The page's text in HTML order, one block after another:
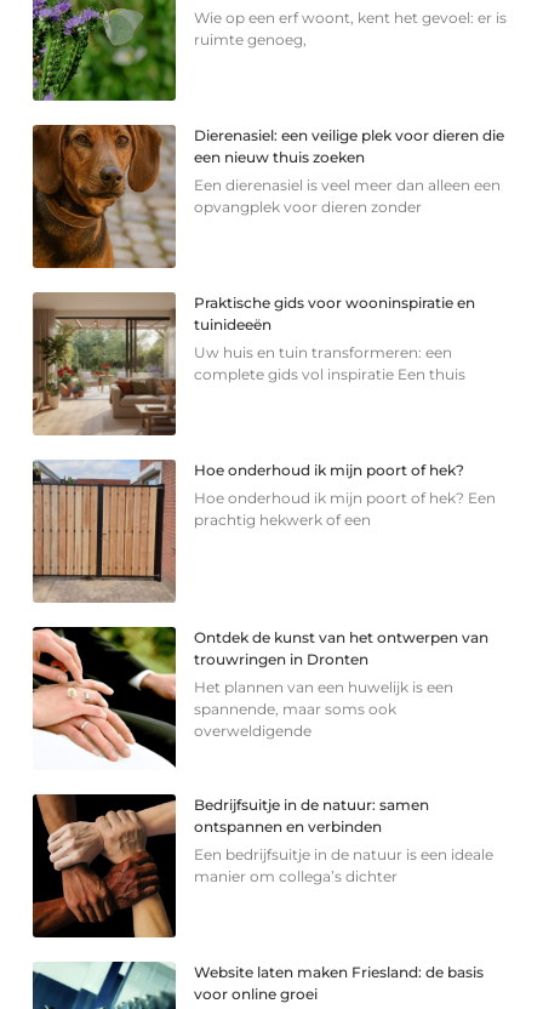
Wie op een erf woont, kent het gevoel: er is
ruimte genoeg,
Dierenasiel: een veilige plek voor dieren die
een nieuw thuis zoeken
Een dierenasiel is veel meer dan alleen een
opvangplek voor dieren zonder
Praktische gids voor wooninspiratie en
tuinideeën
Uw huis en tuin transformeren: een
complete gids vol inspiratie Een thuis
Hoe onderhoud ik mijn poort of hek?
Hoe onderhoud ik mijn poort of hek? Een
prachtig hekwerk of een
Ontdek de kunst van het ontwerpen van
trouwringen in Dronten
Het plannen van een huwelijk is een
spannende, maar soms ook
overweldigende
Bedrijfsuitje in de natuur: samen
ontspannen en verbinden
Een bedrijfsuitje in de natuur is een ideale
manier om collega’s dichter
Website laten maken Friesland: de basis
voor online groei